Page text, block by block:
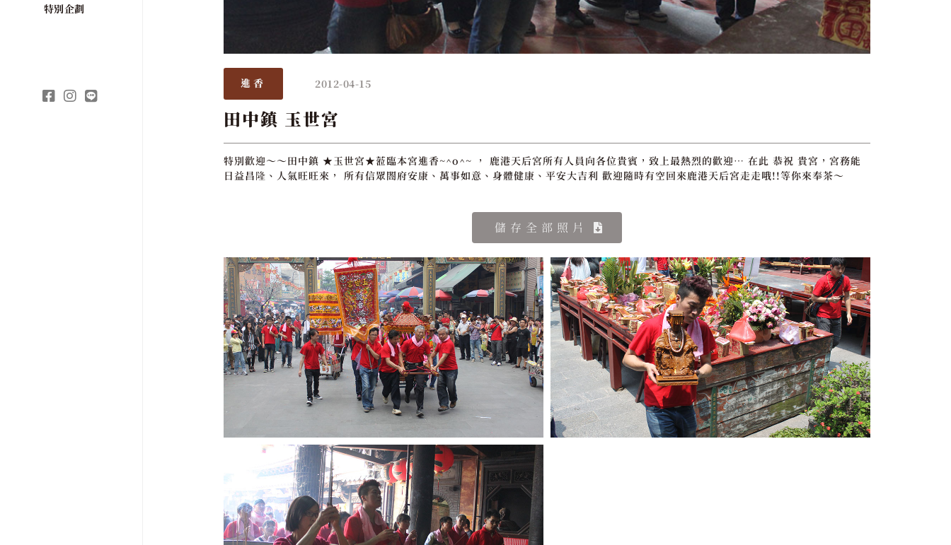
特別企劃
進香 2012-04-15
田中鎮 玉世宮
特別歡迎～～田中鎮 ★玉世宮★蒞臨本宮進香~^o^~ ， 鹿港天后宮所有人員向各位貴賓，致上最熱烈的歡迎… 在此 恭祝 貴宮，宮務能
日益昌隆、人氣旺旺來， 所有信眾閤府安康、萬事如意、身體健康、平安大吉利 歡迎隨時有空回來鹿港天后宮走走哦!!等你來奉茶～
儲存全部照片